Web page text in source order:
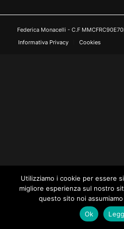
Federica Monacelli - C.F
Informativa Privacy
Cookies
Utilizziamo i cookie per essere
migliore esperienza sul nostro
questo sito noi
Ok